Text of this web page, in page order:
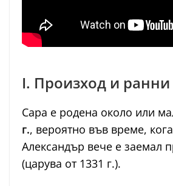
I. Произход и
Сара е родена около или
г., вероятно във време,
Александър вече е заемал
(царува от 1331 г.).